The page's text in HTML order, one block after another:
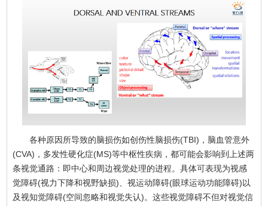
各种原因所导致的脑损伤如创伤性脑损伤(TBI)，脑血管意外
(CVA)，多发性硬化症(MS)等中枢性疾病，都可能会影响到上述两
条视觉通路：即中心和周边视觉处理的进程。具体可表现为视感
觉障碍(视力下降和视野缺损)、视运动障碍(眼球运动功能障碍)以
及视知觉障碍(空间忽略和视觉失认)。这些视觉障碍不但对视觉信